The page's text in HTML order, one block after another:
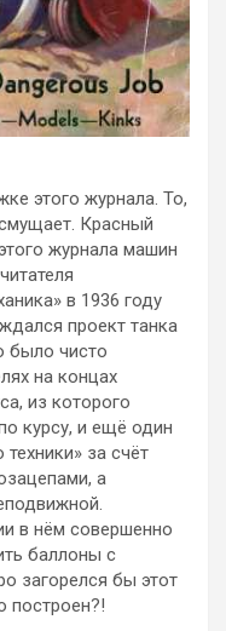
этого журнала. То,
Красный
журнала машин
в 1936 году
проект танка
было чисто
на концах
из которого
курсу, и ещё один
за счёт
а
в нём совершенно
баллоны с
загорелся бы этот
построен?!